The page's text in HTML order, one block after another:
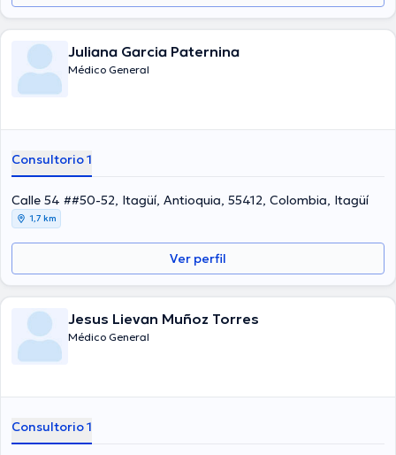
Juliana Garcia Paternina
Médico General
Consultorio 1
Calle 54 ##50-52, Itagüí, Antioquia, 55412, Colombia, Itagüí
1,7 km
Ver perfil
Jesus Lievan Muñoz Torres
Médico General
Consultorio 1